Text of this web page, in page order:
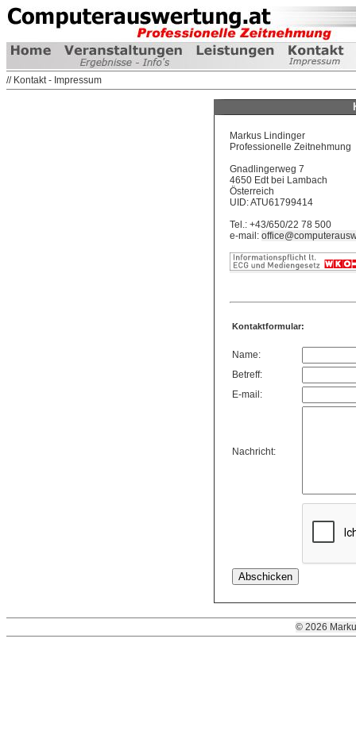
// Kontakt - Impressum
Markus Lindinger
Professionelle Zeitnehmung
Gnadlingerweg 7
4650 Edt bei Lambach
Österreich
UID: ATU61799414
Tel.: +43/650/22 78 500
e-mail:
Kontaktformular:
Name:
Betreff:
E-mail:
Nachricht:
© 2026